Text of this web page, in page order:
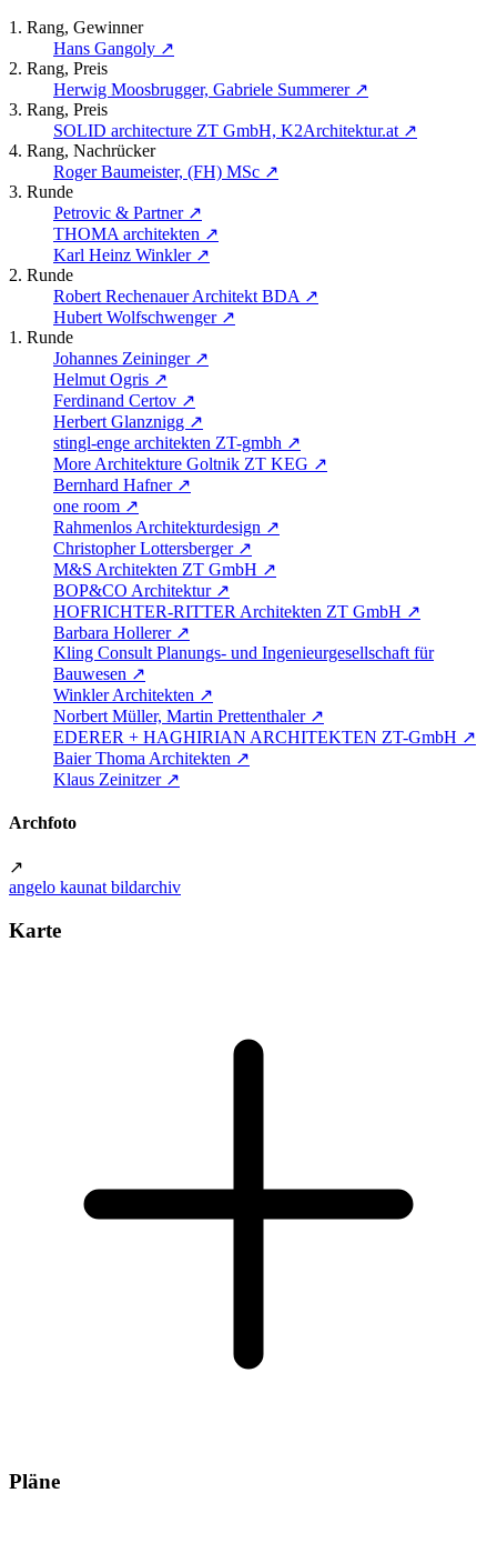
1. Rang, Gewinner
Hans Gangoly ↗
2. Rang, Preis
Herwig Moosbrugger, Gabriele Summerer ↗
3. Rang, Preis
SOLID architecture ZT GmbH, K2Architektur.at ↗
4. Rang, Nachrücker
Roger Baumeister, (FH) MSc ↗
3. Runde
Petrovic & Partner ↗
THOMA architekten ↗
Karl Heinz Winkler ↗
2. Runde
Robert Rechenauer Architekt BDA ↗
Hubert Wolfschwenger ↗
1. Runde
Johannes Zeininger ↗
Helmut Ogris ↗
Ferdinand Certov ↗
Herbert Glanznigg ↗
stingl-enge architekten ZT-gmbh ↗
More Architekture Goltnik ZT KEG ↗
Bernhard Hafner ↗
one room ↗
Rahmenlos Architekturdesign ↗
Christopher Lottersberger ↗
M&S Architekten ZT GmbH ↗
BOP&CO Architektur ↗
HOFRICHTER-RITTER Architekten ZT GmbH ↗
Barbara Hollerer ↗
Kling Consult Planungs- und Ingenieurgesellschaft für
Bauwesen ↗
Winkler Architekten ↗
Norbert Müller, Martin Prettenthaler ↗
EDERER + HAGHIRIAN ARCHITEKTEN ZT-GmbH ↗
Baier Thoma Architekten ↗
Klaus Zeinitzer ↗
Archfoto
↗
angelo kaunat bildarchiv
Karte
Pläne